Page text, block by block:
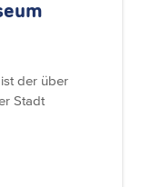
der über
Stadt